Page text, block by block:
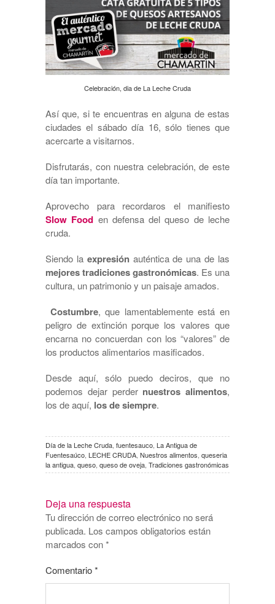
Celebración, dia de La Leche Cruda
Así que, si te encuentras en alguna de estas
ciudades el sábado día 16, sólo tienes que
acercarte a visitarnos.
Disfrutarás, con nuestra celebración, de este
día tan importante.
Aprovecho para recordaros el manifiesto
Slow Food en defensa del queso de leche
cruda.
Siendo la expresiónauténtica de una de las
mejores tradiciones gastronómicas. Es una
cultura, un patrimonio y un paisaje amados.
Costumbre, que lamentablemente está en
peligro de extinción porque los valores que
encarna no concuerdan con los “valores” de
los productos alimentarios masificados.
Desde aquí, sólo puedo deciros, que no
podemos dejar perder nuestros alimentos,
los de aquí, los de siempre.
Día de la Leche Cruda fuentesauco La Antigua de
Fuentesaúco LECHE CRUDA Nuestros alimentos queseria
la antigua queso queso de oveja Tradiciones gastronómicas
Deja una respuesta
Tu dirección de correo electrónico no será
publicada. Los campos obligatorios están
marcados con*
Comentario*